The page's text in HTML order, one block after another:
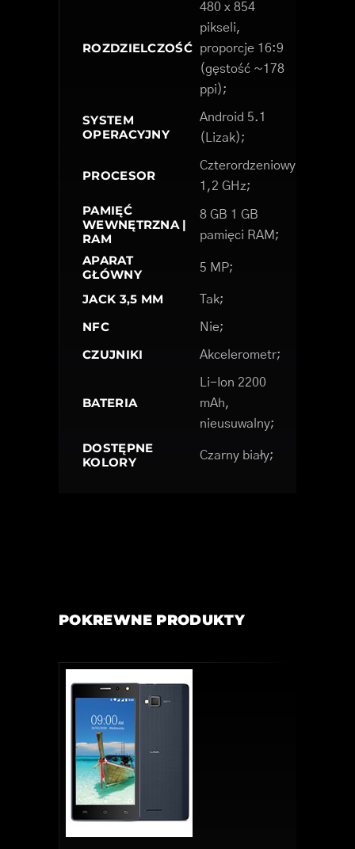
ROZDZIELCZOŚĆ
480 x 854
pikseli,
proporcje 16:9
(gęstość ~178
ppi);
SYSTEM
OPERACYJNY
Android 5.1
(Lizak);
PROCESOR
Czterordzeniowy
1,2 GHz;
PAMIĘĆ
WEWNĘTRZNA |
RAM
8 GB 1 GB
pamięci RAM;
APARAT
GŁÓWNY
5 MP;
JACK 3,5 MM Tak;
NFC Nie;
CZUJNIKI Akcelerometr;
BATERIA
Li-Ion 2200
mAh,
nieusuwalny;
DOSTĘPNE
KOLORY
Czarny biały;
POKREWNE PRODUKTY